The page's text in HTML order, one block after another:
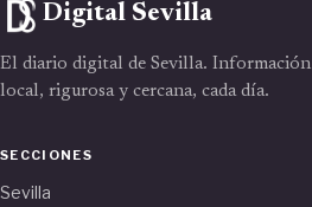
Digital Sevilla
El diario digital de Sevilla. Información
local, rigurosa y cercana, cada día.
SECCIONES
Sevilla